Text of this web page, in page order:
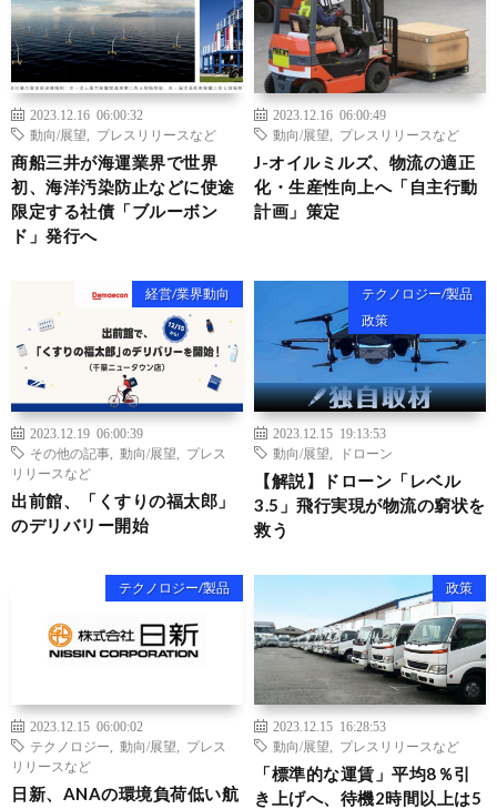
2023.12.16 06:00:32
動向/展望
プレスリリースなど
商船三井が海運業界で世界
初、海洋汚染防止などに使途
限定する社債「ブルーボン
ド」発行へ
2023.12.16 06:00:49
動向/展望
プレスリリースなど
J-オイルミルズ、物流の適正
化・生産性向上へ「自主行動
計画」策定
経営/業界動向
2023.12.19 06:00:39
その他の記事
動向/展望
プレス
リリースなど
出前館、「くすりの福太郎」
のデリバリー開始
テクノロジー/製品
政策
2023.12.15 19:13:53
動向/展望
ドローン
【解説】ドローン「レベル
3.5」飛行実現が物流の窮状を
救う
テクノロジー/製品
2023.12.15 06:00:02
テクノロジー
動向/展望
プレス
リリースなど
日新、ANAの環境負荷低い航
政策
2023.12.15 16:28:53
動向/展望
プレスリリースなど
「標準的な運賃」平均8％引
き上げへ、待機2時間以上は5